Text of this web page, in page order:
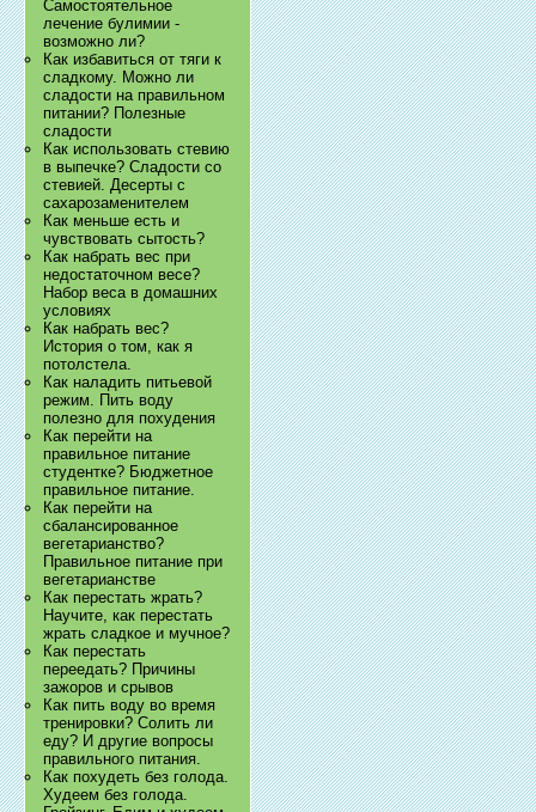
Самостоятельное
лечение булимии -
возможно ли?
Как избавиться от тяги к
сладкому. Можно ли
сладости на правильном
питании? Полезные
сладости
Как использовать стевию
в выпечке? Сладости со
стевией. Десерты с
сахарозаменителем
Как меньше есть и
чувствовать сытость?
Как набрать вес при
недостаточном весе?
Набор веса в домашних
условиях
Как набрать вес?
История о том, как я
потолстела.
Как наладить питьевой
режим. Пить воду
полезно для похудения
Как перейти на
правильное питание
студентке? Бюджетное
правильное питание.
Как перейти на
сбалансированное
вегетарианство?
Правильное питание при
вегетарианстве
Как перестать жрать?
Научите, как перестать
жрать сладкое и мучное?
Как перестать
переедать? Причины
зажоров и срывов
Как пить воду во время
тренировки? Солить ли
еду? И другие вопросы
правильного питания.
Как похудеть без голода.
Худеем без голода.